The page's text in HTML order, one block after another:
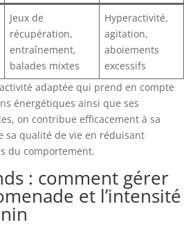
Jeux de
récupération,
entraînement,
balades mixtes
Hyperactivité,
agitation,
aboiements
excessifs
adaptée qui prend en compte
énergétiques ainsi que ses
on contribue efficacement à sa
sa qualité de vie en réduisant
du comportement.
: comment gérer
et l’intensité